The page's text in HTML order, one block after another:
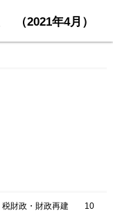
（2021年4月）
税財政・財政再建 10